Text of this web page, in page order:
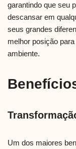
garantindo que seu
descansar em
seus grandes
melhor posição
ambiente.
Um dos maiores